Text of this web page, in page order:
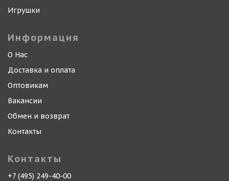
Игрушки
Информация
О Нас
Доставка и оплата
Оптовикам
Вакансии
Обмен и возврат
Контакты
Контакты
+7 (495) 249-40-00